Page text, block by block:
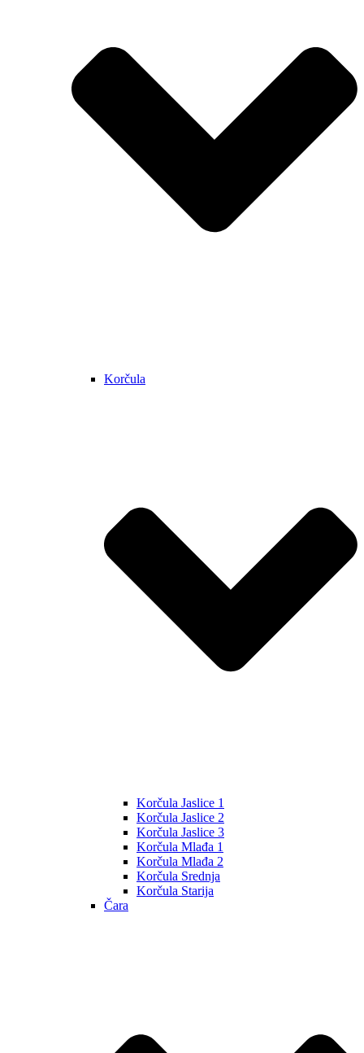
Korčula
Korčula Jaslice 1
Korčula Jaslice 2
Korčula Jaslice 3
Korčula Mlađa 1
Korčula Mlađa 2
Korčula Srednja
Korčula Starija
Čara